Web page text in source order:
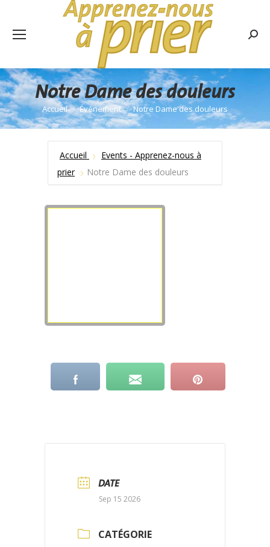
Notre Dame des douleurs
Vous êtes ici :
Accueil Événement Notre Dame des douleurs
Accueil
Events - Apprenez-nous à
prier
Notre Dame des douleurs
DATE
Sep 15 2026
CATÉGORIE